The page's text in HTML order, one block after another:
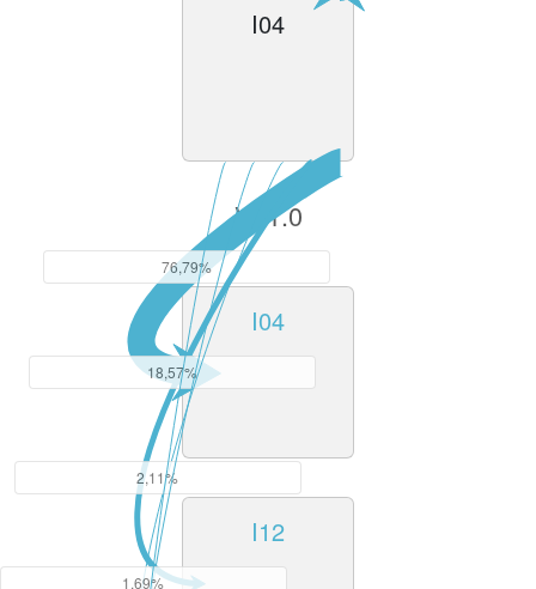
I04
V11.0
I04
I12
76,79%
18,57%
2,11%
1,69%